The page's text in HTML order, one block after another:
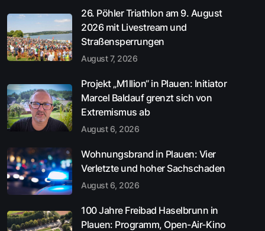
26. Pöhler Triathlon am 9. August
2026 mit Livestream und
Straßensperrungen
August 7, 2026
Projekt „M1llion“ in Plauen: Initiator
Marcel Baldauf grenzt sich von
Extremismus ab
August 6, 2026
Wohnungsbrand in Plauen: Vier
Verletzte und hoher Sachschaden
August 6, 2026
100 Jahre Freibad Haselbrunn in
Plauen: Programm, Open-Air-Kino